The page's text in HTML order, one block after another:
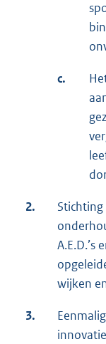
c.
2.
A.E.D.’s
wijken
3.